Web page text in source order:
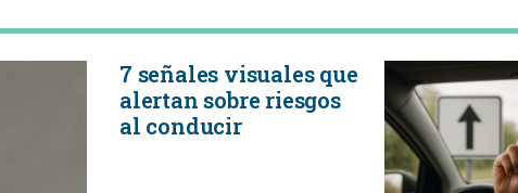
7 señales visuales que
alertan sobre riesgos
al conducir